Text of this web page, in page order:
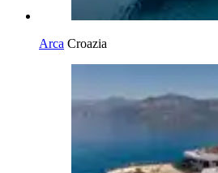
Arca Croazia